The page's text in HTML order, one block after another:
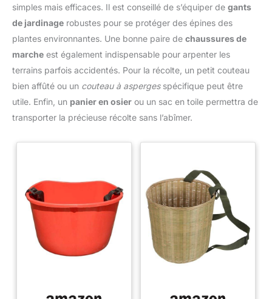
simples mais efficaces. Il est conseillé de s’équiper de gants
de jardinage robustes pour se protéger des épines des
plantes environnantes. Une bonne paire de chaussures de
marche est également indispensable pour arpenter les
terrains parfois accidentés. Pour la récolte, un petit couteau
bien affûté ou un couteau à aspergesspécifique peut être
utile. Enfin, un panier en osier ou un sac en toile permettra de
transporter la précieuse récolte sans l’abîmer.